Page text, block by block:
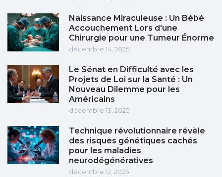
Naissance Miraculeuse : Un Bébé
Accouchement Lors d'une
Chirurgie pour une Tumeur Énorme
décembre 14, 2025
Le Sénat en Difficulté avec les
Projets de Loi sur la Santé : Un
Nouveau Dilemme pour les
Américains
décembre 13, 2025
Technique révolutionnaire révèle
des risques génétiques cachés
pour les maladies
neurodégénératives
décembre 12, 2025